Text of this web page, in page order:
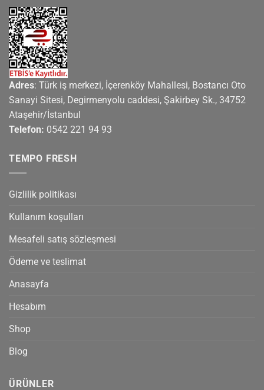
Adres: Türk iş merkezi, İçerenköy Mahallesi, Bostancı Oto
Sanayi Sitesi, Degirmenyolu caddesi, Şakirbey Sk., 34752
Ataşehir/İstanbul
Telefon: 0542 221 94 93
TEMPO FRESH
Gizlilik politikası
Kullanım koşulları
Mesafeli satış sözleşmesi
Ödeme ve teslimat
Anasayfa
Hesabım
Shop
Blog
ÜRÜNLER